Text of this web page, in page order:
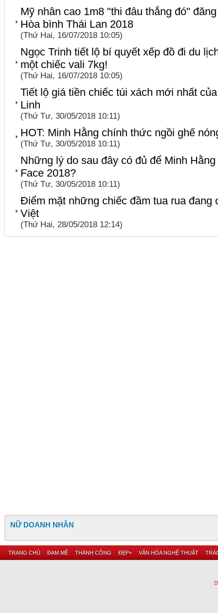
Mỹ nhân cao 1m8 "thi đâu thắng đó"
Hòa bình Thái Lan 2018
(Thứ Hai, 16/07/2018 10:05)
Ngọc Trinh tiết lộ bí quyết xếp đồ đi du
một chiếc vali 7kg!
(Thứ Hai, 16/07/2018 10:05)
Tiết lộ giá tiền chiếc túi xách mới nhất
Linh
(Thứ Tư, 30/05/2018 10:11)
HOT: Minh Hằng chính thức ngồi ghế
(Thứ Tư, 30/05/2018 10:11)
Những lý do sau đây có đủ để Minh
Face 2018?
(Thứ Tư, 30/05/2018 10:11)
Điểm mặt những chiếc đầm tua rua đang
Việt
(Thứ Hai, 28/05/2018 12:14)
NỮ DOANH NHÂN
TRANG CHỦ ĐAM MÊ THÀNH CÔNG ĐẸP+ VĂN HÓA NGHỆ THUẬT